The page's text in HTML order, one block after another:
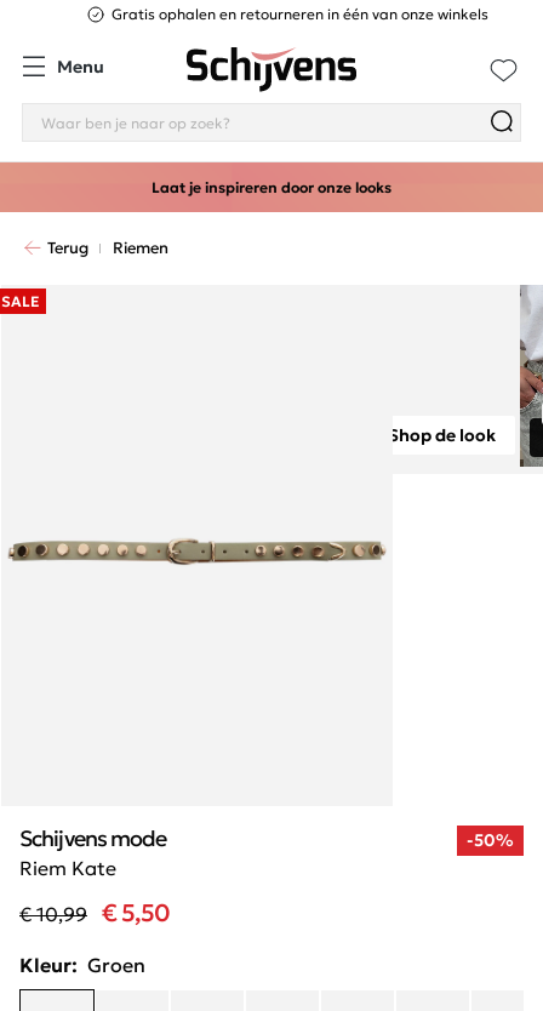
Gratis ophalen en retourneren in één van onze winkels
Menu
Laat je inspireren door onze looks
Terug Riemen
SALE
Shop de look
-50%
Riem Kate
Schijvens mode
€ 10,99 € 5,50
Kleur: Groen